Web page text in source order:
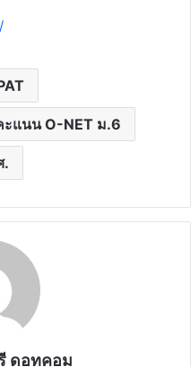
แนน O-NET ม.6
.
ดอทคอม